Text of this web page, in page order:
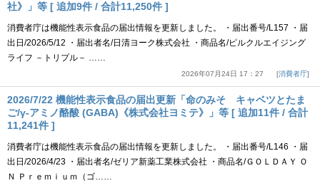
社》」等 [ 追加9件 / 合計11,250件 ]
消費者庁は機能性表示食品の届出情報を更新しました。 ・届出番号/L157 ・届
出日/2026/5/12 ・届出者名/日清ヨーク株式会社 ・商品名/ピルクルエイジング
ライフ －トリプル－ ……
2026年07月24日 17：27 消費者庁
2026/7/22 機能性表示食品の届出更新「命のみそ キャベツとたま
ご/γ-アミノ酪酸 (GABA)《株式会社ヨミテ》」等 [ 追加11件 / 合計
11,241件 ]
消費者庁は機能性表示食品の届出情報を更新しました。 ・届出番号/L146 ・届
出日/2026/4/23 ・届出者名/ゼリア新薬工業株式会社 ・商品名/ＧＯＬＤＡＹ Ｏ
Ｎ Ｐｒｅｍｉｕｍ（ゴ……